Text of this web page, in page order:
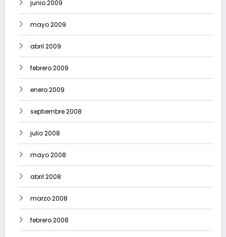
junio 2009
mayo 2009
abril 2009
febrero 2009
enero 2009
septiembre 2008
julio 2008
mayo 2008
abril 2008
marzo 2008
febrero 2008